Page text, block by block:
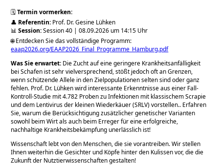
🗓️Termin vormerken:
👤 Referentin: Prof. Dr. Gesine Lühken
📊Session:Session 40 | 08.09.2026 um 14:15 Uhr
🌐 Entdecken Sie das vollständige Programm:
eaap2026.org/EAAP2026_Final_Programme_Hamburg.pdf
Was Sie erwartet: Die Zucht auf eine geringere Krankheitsanfälligkeit
bei Schafen ist sehr vielversprechend, stößt jedoch oft an Grenzen,
wenn schützende Allele in den Zielpopulationen selten sind oder ganz
fehlen. Prof. Dr. Lühken wird interessante Erkenntnisse aus einer Fall-
Kontroll-Studie mit 4.782 Proben zu Infektionen mit klassischem Scrapie
und dem Lentivirus der kleinen Wiederkäuer (SRLV) vorstellen.. Erfahren
Sie, warum die Berücksichtigung zusätzlicher genetischer Varianten
sowohl beim Wirt als auch beim Erreger für eine erfolgreiche,
nachhaltige Krankheitsbekämpfung unerlässlich ist!
Wissenschaft lebt von den Menschen, die sie vorantreiben. Wir stellen
Ihnen weiterhin die Gesichter und Köpfe hinter den Kulissen vor, die die
Zukunft der Nutztierwissenschaften gestalten!